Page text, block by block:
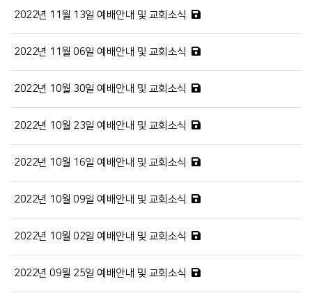
2022년 11월 13일 예배안내 및 교회소식
2022년 11월 06일 예배안내 및 교회소식
2022년 10월 30일 예배안내 및 교회소식
2022년 10월 23일 예배안내 및 교회소식
2022년 10월 16일 예배안내 및 교회소식
2022년 10월 09일 예배안내 및 교회소식
2022년 10월 02일 예배안내 및 교회소식
2022년 09월 25일 예배안내 및 교회소식